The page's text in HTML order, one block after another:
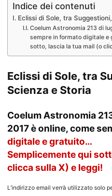
Indice dei contenuti
Eclissi di Sole, tra
Coelum Astronomia 213 di
sempre in formato digitale
sotto, lascia la tua mail (o
Eclissi di Sole, tra
Scienza e Storia
Coelum Astronomia
2017è online, come
digitale e gratuito…
Semplicemente qui
clicca sulla X) e leggi!
L’indirizzo email verrà utilizzato solo